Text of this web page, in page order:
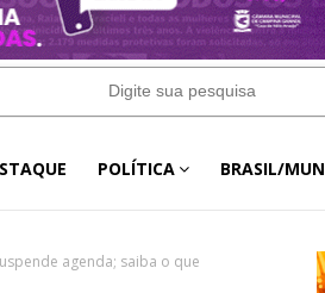
POLÍTICA BRASIL/
agenda; saiba o que